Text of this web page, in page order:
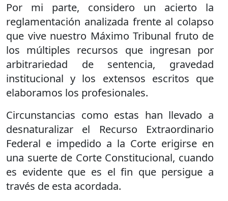
Por mi parte, considero un acierto la
reglamentación analizada frente al colapso
que vive nuestro Máximo Tribunal fruto de
los múltiples recursos que ingresan por
arbitrariedad de sentencia, gravedad
institucional y los extensos escritos que
elaboramos los profesionales.
Circunstancias como estas han llevado a
desnaturalizar el Recurso Extraordinario
Federal e impedido a la Corte erigirse en
una suerte de Corte Constitucional, cuando
es evidente que es el fin que persigue a
través de esta acordada.